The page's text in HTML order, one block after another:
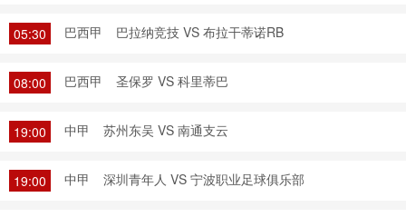
05:30 巴西甲 巴拉纳竞技 VS 布拉干蒂诺RB
08:00 巴西甲 圣保罗 VS 科里蒂巴
19:00 中甲 苏州东吴 VS 南通支云
19:00 中甲 深圳青年人 VS 宁波职业足球俱乐部